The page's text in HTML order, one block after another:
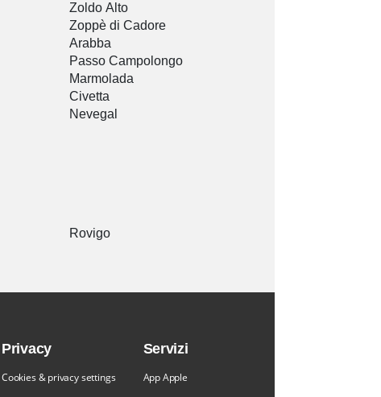
Zoldo Alto
Zoppè di Cadore
Arabba
Passo Campolongo
Marmolada
Civetta
Nevegal
Rovigo
Privacy
Cookies & privacy settings
Servizi
App Apple